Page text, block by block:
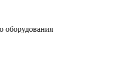
оборудования